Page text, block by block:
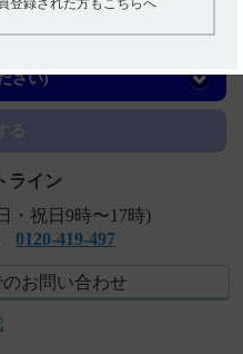
い
さい)
ライン
・祝日9時〜17時)
0120-419-497
お問い合わせ